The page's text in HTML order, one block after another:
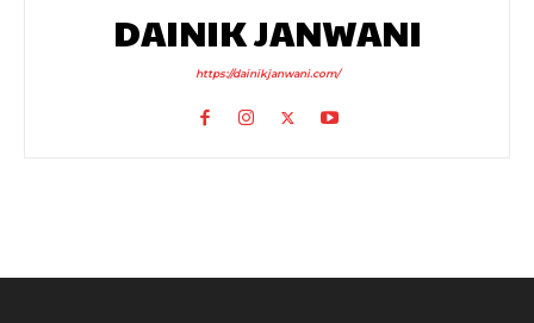
DAINIK JANWANI
https://dainikjanwani.com/